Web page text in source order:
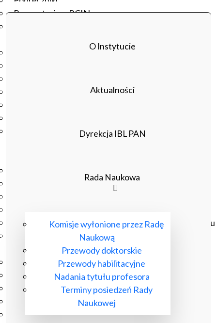
Repozytorium RCIN
Studia podyplomowe
Szkoła Doktorska Anthropos
Olimpiada Literatury i Języka Polskiego dla Szkół
Czasopisma drukowane prenumerowane w 2026 roku
Czasopisma on-line prenumerowane w 2026 roku
Wydawnictwo
O Wydawnictwie
Czasopisma
Biblioteka Pisarzy Staropolskich
Biblioteka Pisarzy Polskiego Oświecenia
Nowa Biblioteka Romantyczna
O Instytucie
Aktualności
Dyrekcja IBL PAN
Rada Naukowa
Komisje wyłonione przez Radę
Naukową
Przewody doktorskie
Przewody habilitacyjne
Nadania tytułu profesora
Terminy posiedzeń Rady
Naukowej